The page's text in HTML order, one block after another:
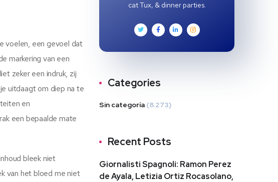
voelen, een gevoel dat
markering van een
zeker een indruk, zij
uitdaagt om diep na te
en
een bepaalde mate
bleek niet
van het bloed me niet
cat Tux, & dinner parties.
Categories
Sin categoría (8.273)
Recent Posts
Giornalisti Spagnoli: Ramon Perez
de Ayala, Letizia Ortiz Rocasolano,